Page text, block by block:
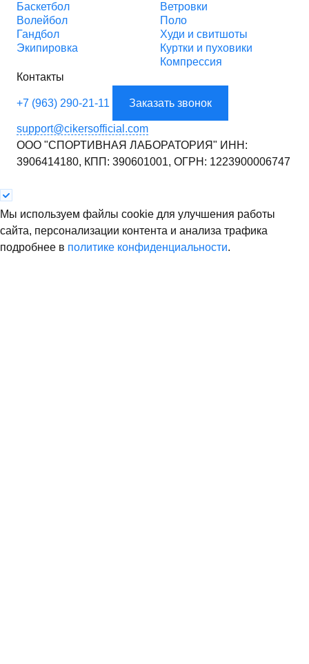
Баскетбол
Волейбол
Гандбол
Экипировка
Ветровки
Поло
Худи и свитшоты
Куртки и пуховики
Компрессия
Контакты
+7 (963) 290-21-11 Заказать звонок
support@cikersofficial.com
ООО "СПОРТИВНАЯ ЛАБОРАТОРИЯ" ИНН:
3906414180, КПП: 390601001, ОГРН: 1223900006747
Мы используем файлы cookie для улучшения работы
сайта, персонализации контента и анализа трафика
подробнее в политике конфиденциальности.